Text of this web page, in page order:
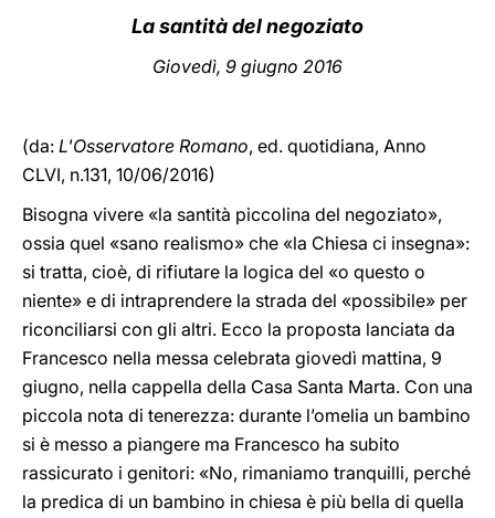
La santità del negoziato
Giovedì, 9 giugno 2016
(da: L'Osservatore Romano, ed. quotidiana, Anno
CLVI, n.131, 10/06/2016)
Bisogna vivere «la santità piccolina del negoziato»,
ossia quel «sano realismo» che «la Chiesa ci insegna»:
si tratta, cioè, di rifiutare la logica del «o questo o
niente» e di intraprendere la strada del «possibile» per
riconciliarsi con gli altri. Ecco la proposta lanciata da
Francesco nella messa celebrata giovedì mattina, 9
giugno, nella cappella della Casa Santa Marta. Con una
piccola nota di tenerezza: durante l’omelia un bambino
si è messo a piangere ma Francesco ha subito
rassicurato i genitori: «No, rimaniamo tranquilli, perché
la predica di un bambino in chiesa è più bella di quella